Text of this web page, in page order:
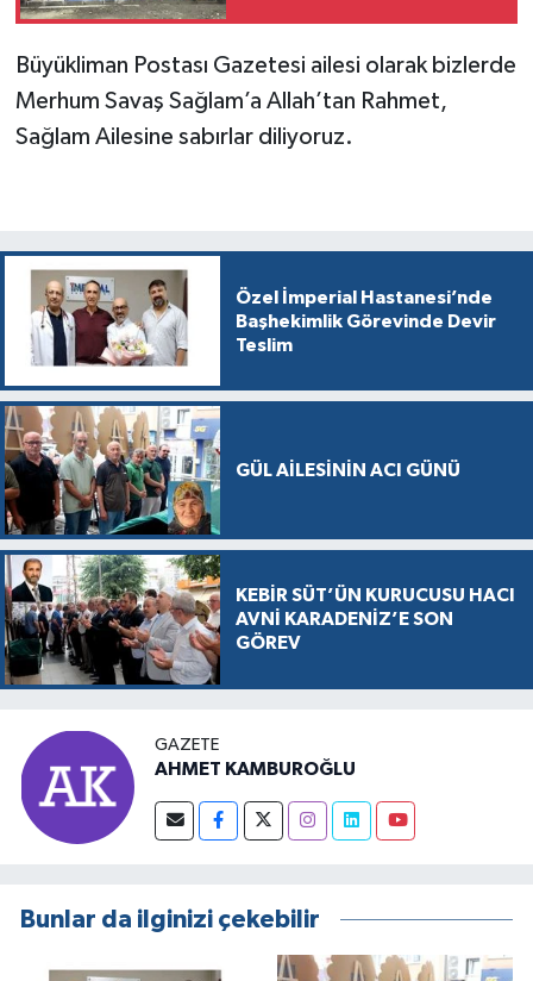
Büyükliman Postası Gazetesi ailesi olarak bizlerde
Merhum Savaş Sağlam’a Allah’tan Rahmet,
Sağlam Ailesine sabırlar diliyoruz.
Özel İmperial Hastanesi’nde
Başhekimlik Görevinde Devir
Teslim
GÜL AİLESİNİN ACI GÜNÜ
KEBİR SÜT’ÜN KURUCUSU HACI
AVNİ KARADENİZ’E SON
GÖREV
GAZETE
AHMET KAMBUROĞLU
Bunlar da ilginizi çekebilir